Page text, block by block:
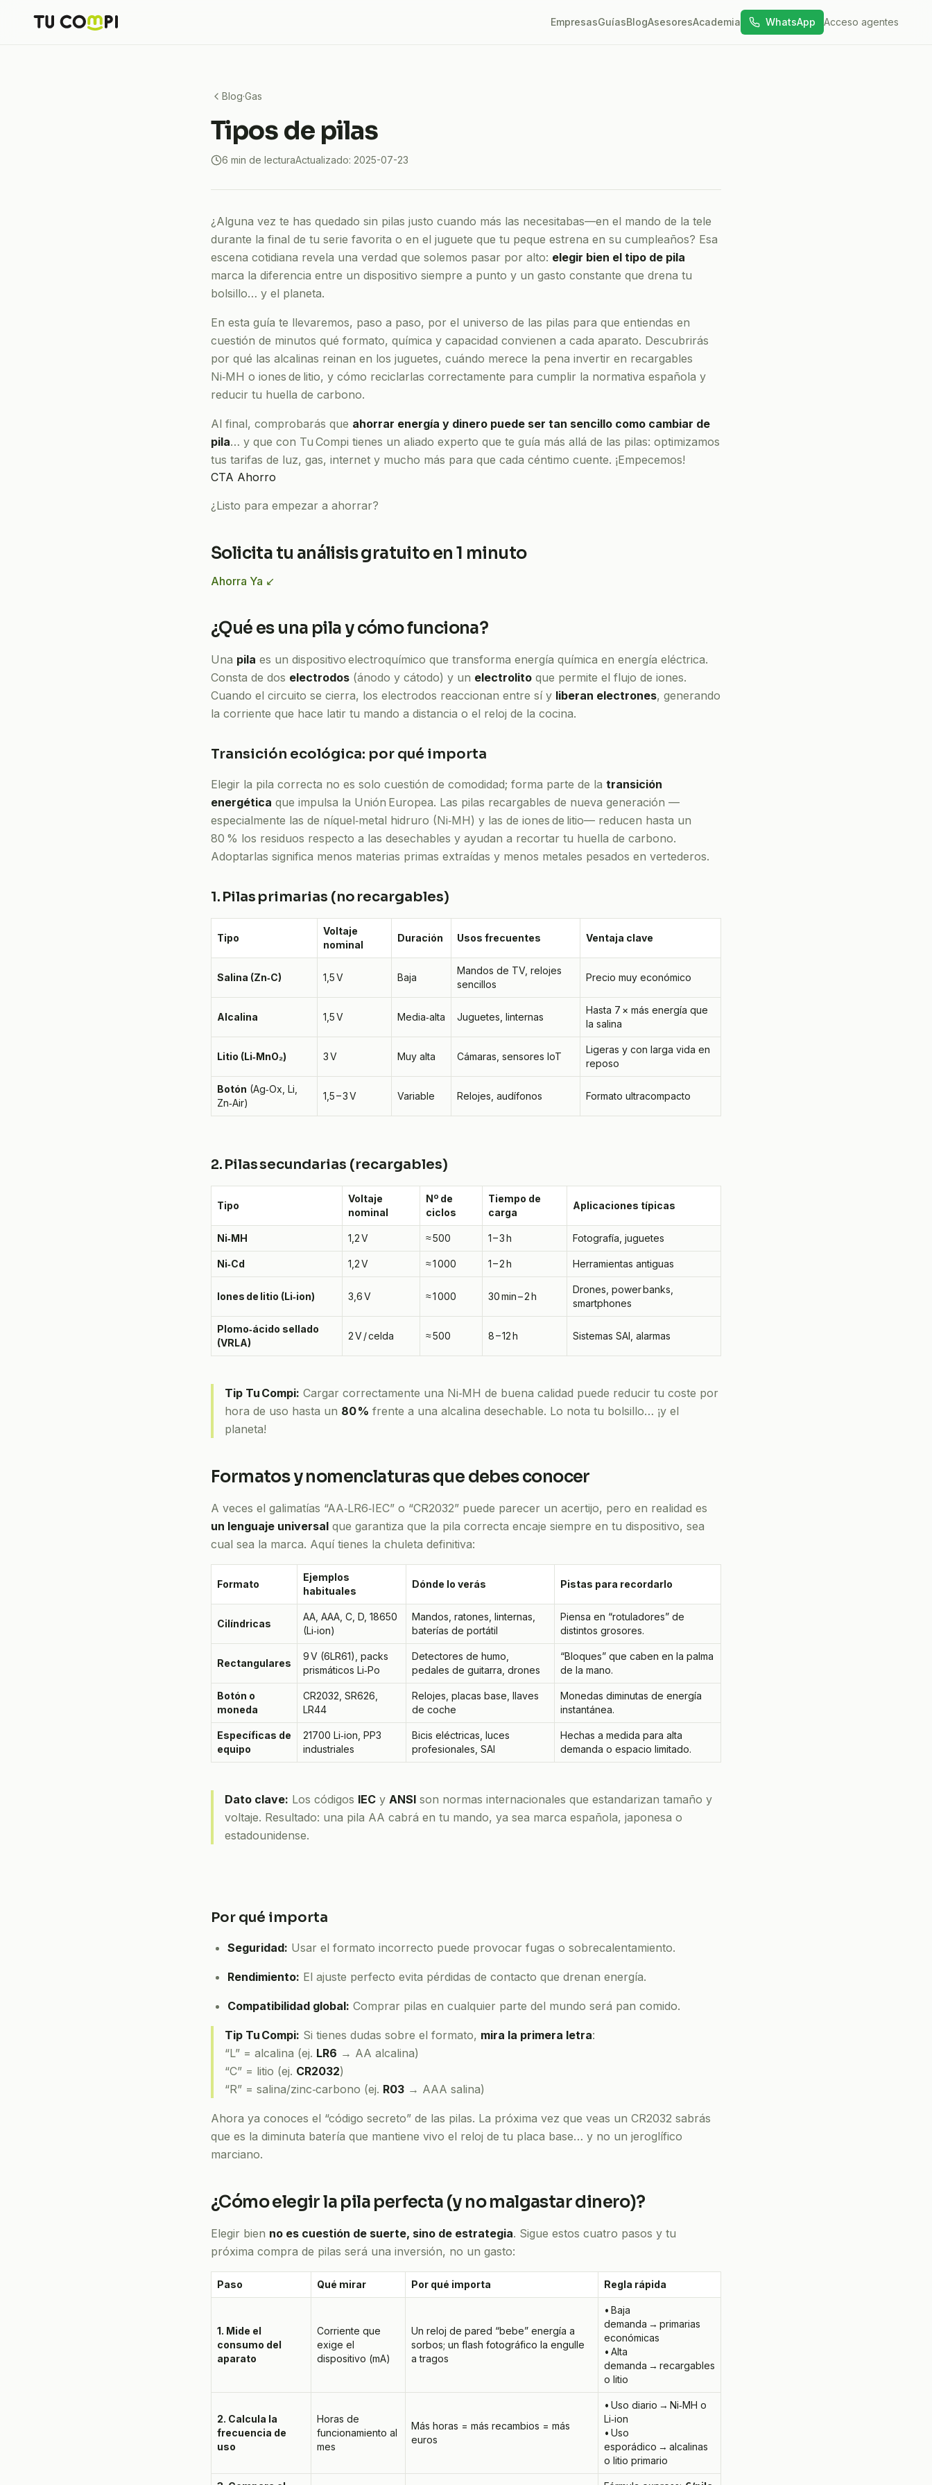
EmpresasGuíasBlogAsesoresAcademia WhatsApp Acceso agentes
Blog·Gas
Tipos de pilas
6 min de lecturaActualizado: 2025-07-23
¿Alguna vez te has quedado sin pilas justo cuando más las necesitabas—en el mando de la tele
durante la final de tu serie favorita o en el juguete que tu peque estrena en su cumpleaños? Esa
escena cotidiana revela una verdad que solemos pasar por alto: elegir bien el tipo de pila
marca la diferencia entre un dispositivo siempre a punto y un gasto constante que drena tu
bolsillo… y el planeta.
En esta guía te llevaremos, paso a paso, por el universo de las pilas para que entiendas en
cuestión de minutos qué formato, química y capacidad convienen a cada aparato. Descubrirás
por qué las alcalinas reinan en los juguetes, cuándo merece la pena invertir en recargables
Ni‑MH o iones de litio, y cómo reciclarlas correctamente para cumplir la normativa española y
reducir tu huella de carbono.
Al final, comprobarás que ahorrar energía y dinero puede ser tan sencillo como cambiar de
pila… y que con Tu Compi tienes un aliado experto que te guía más allá de las pilas: optimizamos
tus tarifas de luz, gas, internet y mucho más para que cada céntimo cuente. ¡Empecemos!
CTA Ahorro
¿Listo para empezar a ahorrar?
Solicita tu análisis gratuito en 1 minuto
Ahorra Ya ↙
¿Qué es una pila y cómo funciona?
Una pila es un dispositivo electroquímico que transforma energía química en energía eléctrica.
Consta de dos electrodos (ánodo y cátodo) y un electrolito que permite el flujo de iones.
Cuando el circuito se cierra, los electrodos reaccionan entre sí y liberan electrones, generando
la corriente que hace latir tu mando a distancia o el reloj de la cocina.
Transición ecológica: por qué importa
Elegir la pila correcta no es solo cuestión de comodidad; forma parte de la transición
energética que impulsa la Unión Europea. Las pilas recargables de nueva generación —
especialmente las de níquel‑metal hidruro (Ni‑MH) y las de iones de litio— reducen hasta un
80 % los residuos respecto a las desechables y ayudan a recortar tu huella de carbono.
Adoptarlas significa menos materias primas extraídas y menos metales pesados en vertederos.
1. Pilas primarias (no recargables)
Tipo
Voltaje
nominal
Duración Usos frecuentes Ventaja clave
Salina (Zn‑C) 1,5 V Baja
Mandos de TV, relojes
sencillos
Precio muy económico
Alcalina 1,5 V Media‑alta Juguetes, linternas
Hasta 7 × más energía que
la salina
Litio (Li‑MnO₂) 3 V Muy alta Cámaras, sensores IoT
Ligeras y con larga vida en
reposo
Botón (Ag‑Ox, Li,
Zn‑Air)
1,5 – 3 V Variable Relojes, audífonos Formato ultracompacto
2. Pilas secundarias (recargables)
Tipo
Voltaje
nominal
Nº de
ciclos
Tiempo de
carga
Aplicaciones típicas
Ni‑MH 1,2 V ≈ 500 1 – 3 h Fotografía, juguetes
Ni‑Cd 1,2 V ≈ 1 000 1 – 2 h Herramientas antiguas
Iones de litio (Li‑ion) 3,6 V ≈ 1 000 30 min – 2 h
Drones, power banks,
smartphones
Plomo‑ácido sellado
(VRLA)
2 V / celda ≈ 500 8 – 12 h Sistemas SAI, alarmas
Tip Tu Compi: Cargar correctamente una Ni‑MH de buena calidad puede reducir tu coste por
hora de uso hasta un 80 % frente a una alcalina desechable. Lo nota tu bolsillo… ¡y el
planeta!
Formatos y nomenclaturas que debes conocer
A veces el galimatías “AA‑LR6‑IEC” o “CR2032” puede parecer un acertijo, pero en realidad es
un lenguaje universal que garantiza que la pila correcta encaje siempre en tu dispositivo, sea
cual sea la marca. Aquí tienes la chuleta definitiva:
Formato
Ejemplos
habituales
Dónde lo verás Pistas para recordarlo
Cilíndricas
AA, AAA, C, D, 18650
(Li‑ion)
Mandos, ratones, linternas,
baterías de portátil
Piensa en “rotuladores” de
distintos grosores.
Rectangulares
9 V (6LR61), packs
prismáticos Li‑Po
Detectores de humo,
pedales de guitarra, drones
“Bloques” que caben en la palma
de la mano.
Botón o
moneda
CR2032, SR626,
LR44
Relojes, placas base, llaves
de coche
Monedas diminutas de energía
instantánea.
Específicas de
equipo
21700 Li‑ion, PP3
industriales
Bicis eléctricas, luces
profesionales, SAI
Hechas a medida para alta
demanda o espacio limitado.
Dato clave: Los códigos IEC y ANSI son normas internacionales que estandarizan tamaño y
voltaje. Resultado: una pila AA cabrá en tu mando, ya sea marca española, japonesa o
estadounidense.
Por qué importa
Seguridad: Usar el formato incorrecto puede provocar fugas o sobrecalentamiento.
Rendimiento: El ajuste perfecto evita pérdidas de contacto que drenan energía.
Compatibilidad global: Comprar pilas en cualquier parte del mundo será pan comido.
Tip Tu Compi: Si tienes dudas sobre el formato, mira la primera letra:
“L” = alcalina (ej. LR6 → AA alcalina)
“C” = litio (ej. CR2032)
“R” = salina/zinc‑carbono (ej. R03 → AAA salina)
Ahora ya conoces el “código secreto” de las pilas. La próxima vez que veas un CR2032 sabrás
que es la diminuta batería que mantiene vivo el reloj de tu placa base… y no un jeroglífico
marciano.
¿Cómo elegir la pila perfecta (y no malgastar dinero)?
Elegir bien no es cuestión de suerte, sino de estrategia. Sigue estos cuatro pasos y tu
próxima compra de pilas será una inversión, no un gasto:
Paso Qué mirar Por qué importa Regla rápida
1. Mide el
consumo del
aparato
Corriente que
exige el
dispositivo (mA)
Un reloj de pared “bebe” energía a
sorbos; un flash fotográfico la engulle
a tragos
• Baja
demanda → primarias
económicas
• Alta
demanda → recargables
o litio
2. Calcula la
frecuencia de
uso
Horas de
funcionamiento al
mes
Más horas = más recambios = más
euros
• Uso diario → Ni‑MH o
Li‑ion
• Uso
esporádico → alcalinas
o litio primario